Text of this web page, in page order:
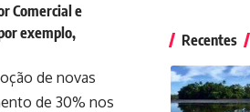
Comercial e
exemplo,
de novas
de 30% nos
Recentes